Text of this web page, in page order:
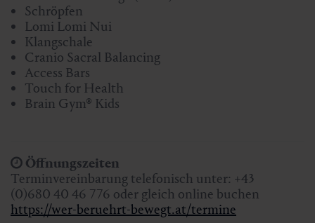
Schröpfen
Lomi Lomi Nui
Klangschale
Cranio Sacral Balancing
Access Bars
Touch for Health
Brain Gym® Kids
Öffnungszeiten
Terminvereinbarung telefonisch unter: +43
(0)680 40 46 776 oder gleich online buchen
https://wer-beruehrt-bewegt.at/termine